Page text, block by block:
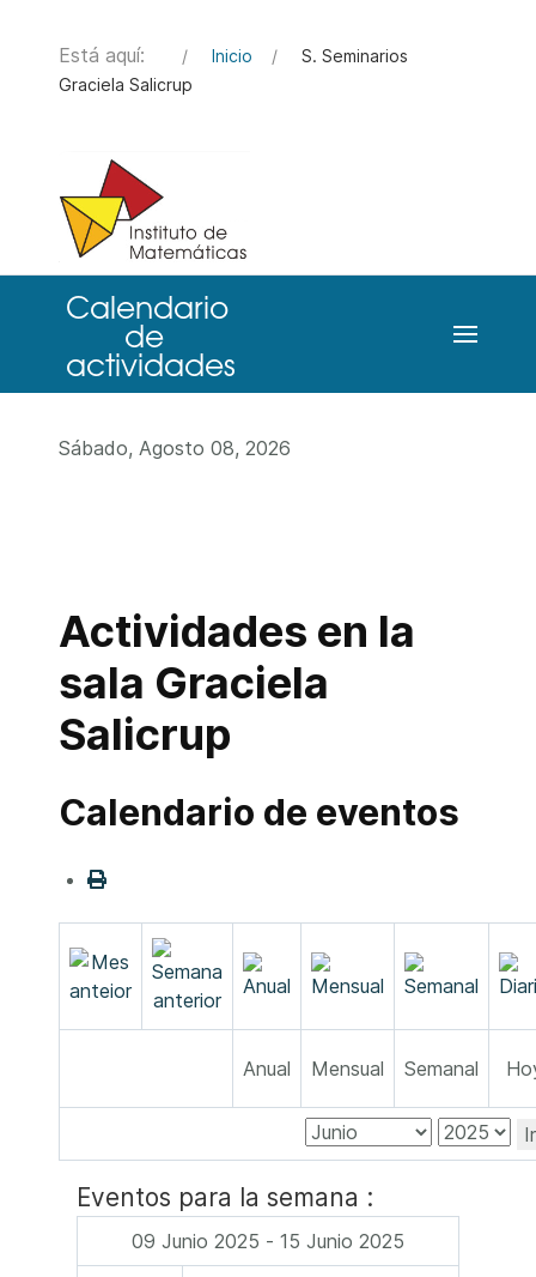
Está aquí: Inicio
S. Seminarios
Graciela Salicrup
Sábado, Agosto 08, 2026
Actividades en la
sala Graciela
Salicrup
Calendario de eventos
Anual Mensual Semanal
Eventos para la semana :
09 Junio 2025 - 15 Junio 2025